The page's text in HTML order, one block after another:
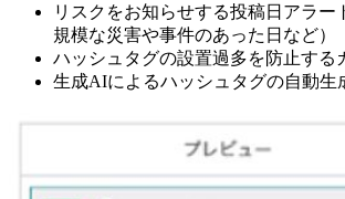
リスクをお知らせする投稿日アラー
規模な災害や事件のあった日など）
ハッシュタグの設置過多を防止する
生成AIによるハッシュタグの自動